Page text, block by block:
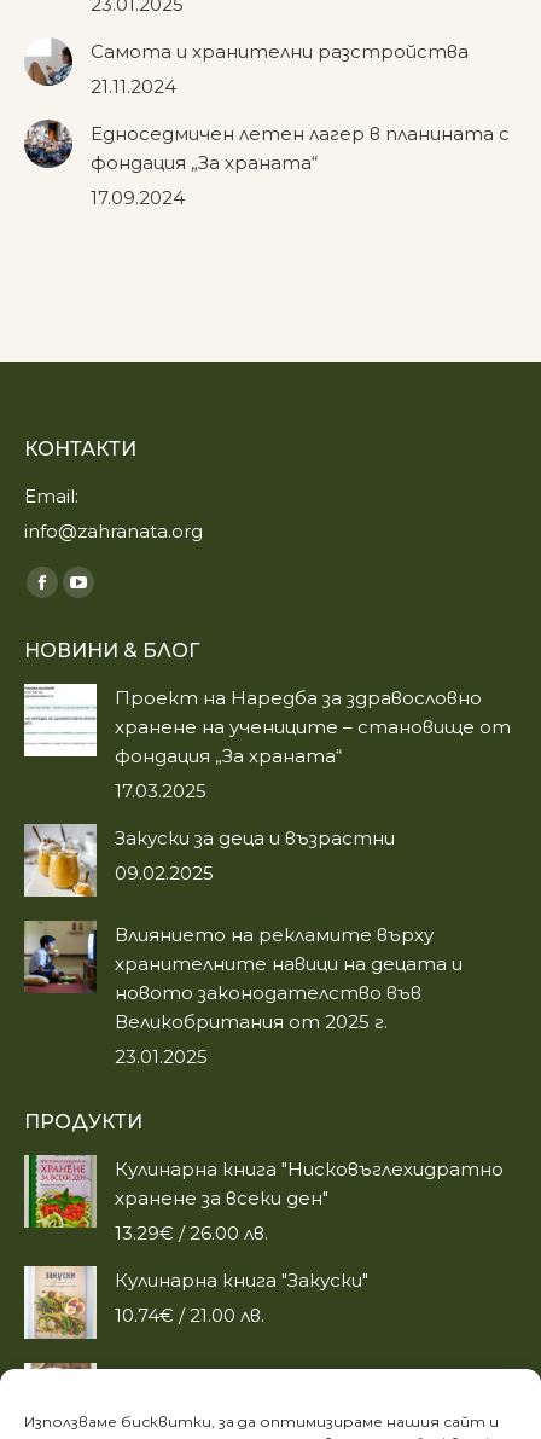
Използваме бисквитки, за да оптимизираме нашия сайт и
Самота и хранителни разстройства
21.11.2024
Едноседмичен летен лагер в планината с
фондация „За храната“
17.09.2024
КОНТАКТИ
Email:
info@zahranata.org
Find us on:
Facebook
opens
in
new
window
YouTube
opens
in
new
window
НОВИНИ & БЛОГ
Проект на Наредба за здравословно
хранене на учениците – становище от
фондация „За храната“
17.03.2025
Закуски за деца и възрастни
09.02.2025
Влиянието на рекламите върху
хранителните навици на децата и
новото законодателство във
Великобритания от 2025 г.
23.01.2025
ПРОДУКТИ
Кулинарна книга "Нисковъглехидратно
хранене за всеки ден"
13.29€ / 26.00 лв.
Кулинарна книга "Закуски"
10.74€ / 21.00 лв.
Карти с рецепти "Вкусът на сезоните: